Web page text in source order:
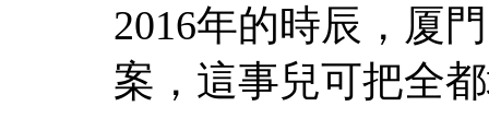
2016年的時辰，厦
案，這事兒可把全